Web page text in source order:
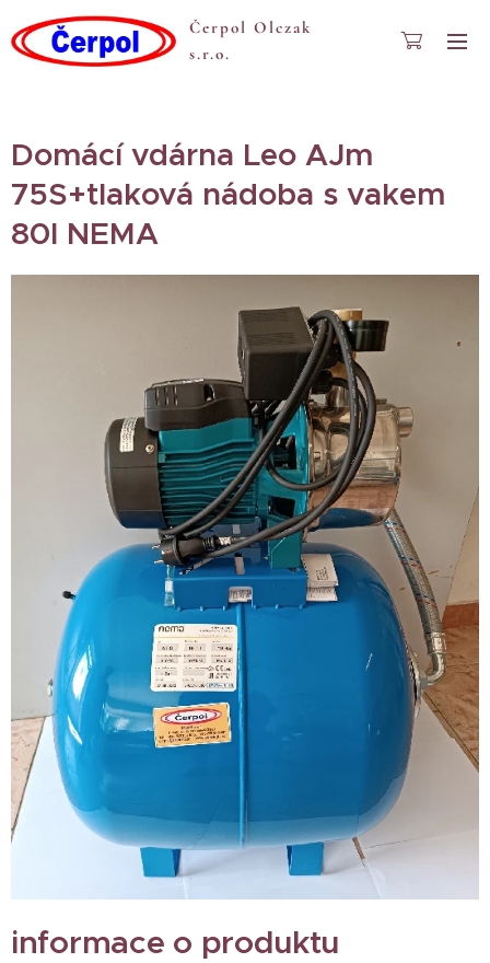
Čerpol Olczak
s.r.o.
Domácí vdárna Leo AJm
75S+tlaková nádoba s vakem
80l NEMA
informace o produktu